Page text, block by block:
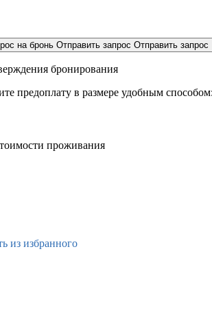
на бронь Отправить запрос Отправить запрос
бронирования
предоплату в размере удобным
проживания
из избранного